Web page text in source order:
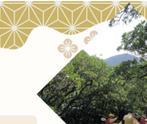
大
ビギ
電車
レジャ
ア
大阪ロ